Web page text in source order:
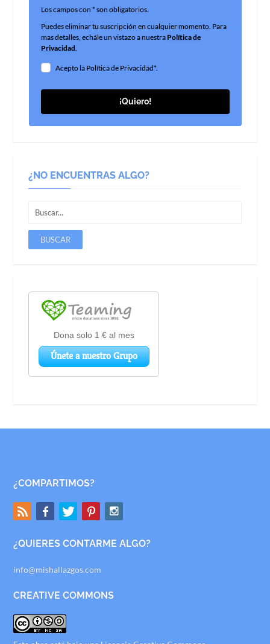
Los campos con * son obligatorios.
Puedes eliminar tu suscripción en cualquier momento. Para
mas detalles, echále un vistazo a nuestraPolítica de
Privacidad.
Acepto la Política de Privacidad*.
¡Quiero!
¿NO ENCUENTRAS ALGO?
¿COMPARTIMOS?
¿QUIERES CONTARME ALGO?
info@mishallazgos.com
CREATIVE COMMONS